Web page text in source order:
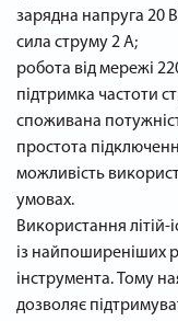
зарядна напруга 20
сила струму 2 А;
робота від мережі
підтримка частоти
споживана
простота
можливість
умовах.
Використання
із найпоширеніших
інструмента. Тому
дозволяє